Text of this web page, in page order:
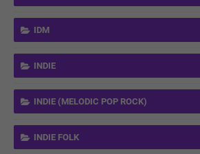
IDM
INDIE
INDIE (MELODIC POP ROCK)
INDIE FOLK